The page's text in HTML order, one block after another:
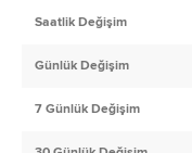
Saatlik Değişim
Günlük Değişim
7 Günlük Değişim